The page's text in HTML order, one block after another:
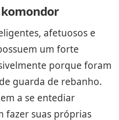
komondor
afetuosos e
um forte
porque foram
guarda de rebanho.
a se entediar
fazer suas próprias